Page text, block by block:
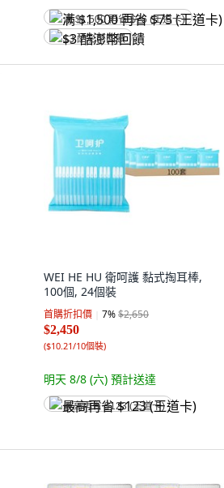
满 $1,500 再省 $75 (王道卡)
$3 酷澎幣回饋
WEI HE HU 衛呵護 黏式掏耳棒,
100個, 24個裝
首購折扣價 7%$2,650
$2,450
($10.21/10個裝)
明天 8/8 (六) 預計送達
最高再省 $123 (王道卡)